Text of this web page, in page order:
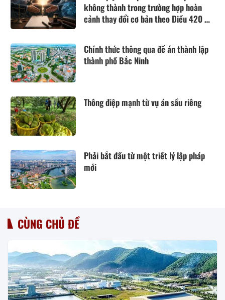
không thành trong trường hợp hoàn
cảnh thay đổi cơ bản theo Điều 420 Bộ
Chính thức thông qua đề án thành lập
thành phố Bắc Ninh
Thông điệp mạnh từ vụ án sầu riêng
Phải bắt đầu từ một triết lý lập pháp
mới
CÙNG CHỦ ĐỀ